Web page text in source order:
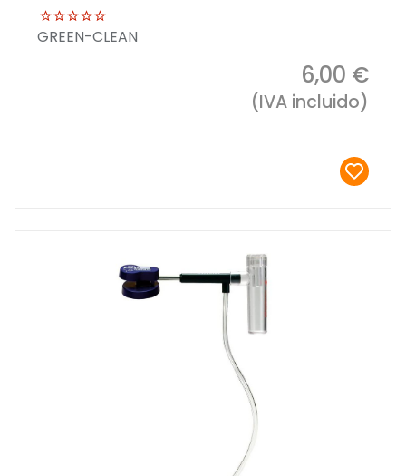
GREEN-CLEAN
6,00 €
(IVA incluido)